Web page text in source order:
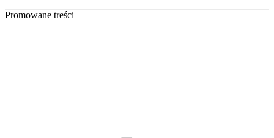
Promowane treści